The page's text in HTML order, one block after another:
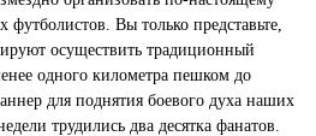
Вы только представьте,
осуществить традиционный
одного километра пешком до
для поднятия боевого духа наших
трудились два десятка фанатов.